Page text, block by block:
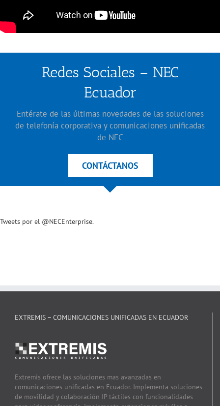
Redes Sociales – NEC
Ecuador
Entérate de las últimas novedades de las soluciones
de telefonía corporativa y comunicaciones unificadas
de NEC
CONTÁCTANOS
Tweets por el @NECEnterprise.
EXTREMIS – COMUNICACIONES UNIFICADAS EN ECUADOR
Extremis ofrece las soluciones mas avanzadas en
comunicaciones unificadas en Ecuador. Implementa soluciones
de movilidad y colaboración IP táctiles con funcionalidades